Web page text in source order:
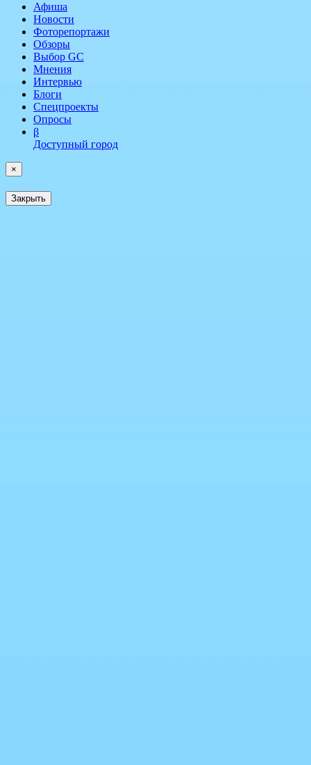
Афиша
Новости
Фоторепортажи
Обзоры
Выбор GC
Мнения
Интервью
Блоги
Спецпроекты
Опросы
β
Доступный город
×
Закрыть